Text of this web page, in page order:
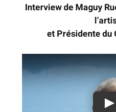
Interview de Maguy
et Présidente